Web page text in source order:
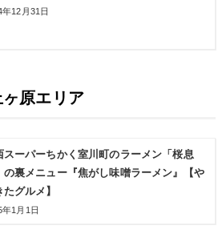
年12月31日
原エリア
スーパーちかく室川町のラーメン「桜息
の裏メニュー『焦がし味噌ラーメン』【や
たグルメ】
年1月1日